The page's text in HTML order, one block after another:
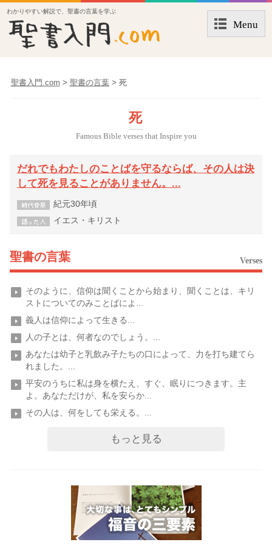
わかりやすい解説で、聖書の言葉を学ぶ
Menu
聖書入門.com > 聖書の言葉 > 死
死
Famous Bible verses that Inspire you
だれでもわたしのことばを守るならば、その人は決
して死を見ることがありません。...
紀元30年頃
イエス・キリスト
聖書の言葉 Verses
そのように、信仰は聞くことから始まり、聞くことは、キリ
ストについてのみことばによ...
義人は信仰によって生きる...
人の子とは、何者なのでしょう。...
あなたは幼子と乳飲み子たちの口によって、力を打ち建てら
れました。...
平安のうちに私は身を横たえ、すぐ、眠りにつきます。主
よ。あなただけが、私を安らか...
その人は、何をしても栄える。...
もっと見る